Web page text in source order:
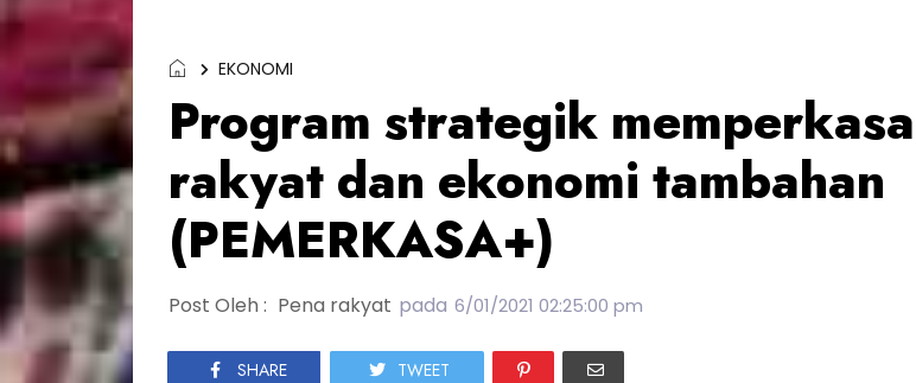
EKONOMI
Program strategik memperkasa
rakyat dan ekonomi tambahan
(PEMERKASA+)
Post Oleh : Pena rakyat pada 6/01/2021 02:25:00 pm
SHARE TWEET